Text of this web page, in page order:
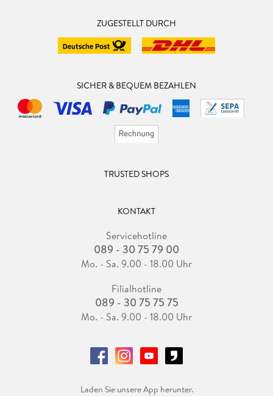
ZUGESTELLT DURCH
SICHER & BEQUEM BEZAHLEN
TRUSTED SHOPS
KONTAKT
Servicehotline
089 - 30 75 79 00
Mo. - Sa. 9.00 - 18.00 Uhr
Filialhotline
089 - 30 75 75 75
Mo. - Sa. 9.00 - 18.00 Uhr
Laden Sie unsere App herunter.